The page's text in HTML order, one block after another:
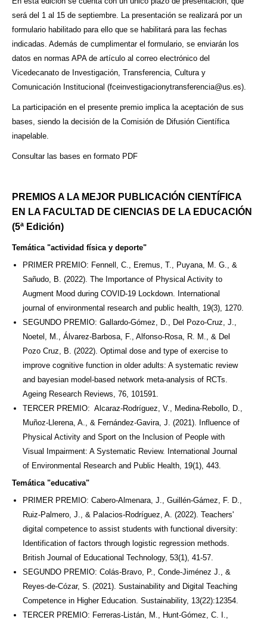
será del 1 al 15 de septiembre. La presentación se realizará por un
formulario habilitado para ello que se habilitará para las fechas
indicadas. Además de cumplimentar el formulario, se enviarán los
datos en normas APA de artículo al correo electrónico del
Vicedecanato de Investigación, Transferencia, Cultura y
Comunicación Institucional (fceinvestigacionytransferencia@us.es).
La participación en el presente premio implica la aceptación de sus
bases, siendo la decisión de la Comisión de Difusión Científica
inapelable.
Consultar las bases en formato PDF
PREMIOS A LA MEJOR PUBLICACIÓN CIENTÍFICA
EN LA FACULTAD DE CIENCIAS DE LA EDUCACIÓN
(5ª Edición)
Temática "actividad física y deporte"
PRIMER PREMIO: Fennell, C., Eremus, T., Puyana, M. G., &
Sañudo, B. (2022). The Importance of Physical Activity to
Augment Mood during COVID-19 Lockdown. International
journal of environmental research and public health, 19(3), 1270.
SEGUNDO PREMIO: Gallardo-Gómez, D., Del Pozo-Cruz, J.,
Noetel, M., Álvarez-Barbosa, F., Alfonso-Rosa, R. M., & Del
Pozo Cruz, B. (2022). Optimal dose and type of exercise to
improve cognitive function in older adults: A systematic review
and bayesian model-based network meta-analysis of RCTs.
Ageing Research Reviews, 76, 101591.
TERCER PREMIO: Alcaraz-Rodríguez, V., Medina-Rebollo, D.,
Muñoz-Llerena, A., & Fernández-Gavira, J. (2021). Influence of
Physical Activity and Sport on the Inclusion of People with
Visual Impairment: A Systematic Review. International Journal
of Environmental Research and Public Health, 19(1), 443.
Temática "educativa"
PRIMER PREMIO: Cabero‐Almenara, J., Guillén‐Gámez, F. D.,
Ruiz‐Palmero, J., & Palacios‐Rodríguez, A. (2022). Teachers'
digital competence to assist students with functional diversity:
Identification of factors through logistic regression methods.
British Journal of Educational Technology, 53(1), 41-57.
SEGUNDO PREMIO: Colás-Bravo, P., Conde-Jiménez J., &
Reyes-de-Cózar, S. (2021). Sustainability and Digital Teaching
Competence in Higher Education. Sustainability, 13(22):12354.
TERCER PREMIO: Ferreras-Listán, M., Hunt-Gómez, C. I.,